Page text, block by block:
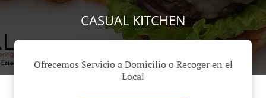
CASUAL KITCHEN
Ofrecemos Servicio a Domicilio o Recoger en el
Local